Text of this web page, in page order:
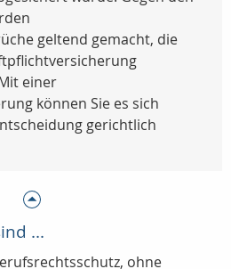
geltend gemacht, die
einer
können Sie es sich
gerichtlich
...
ohne